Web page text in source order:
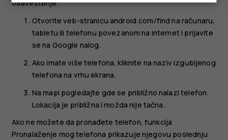
obaveštenje.
Otvorite veb-stranicu android.com/find na računaru,
tabletu ili telefonu povezanom na internet i prijavite
se na Google nalog.
Ako imate više telefona, kliknite na naziv izgubljenog
telefona na vrhu ekrana.
Na mapi pogledajte gde se približno nalazi telefon.
Lokacija je približna i možda nije tačna.
Ako ne možete da pronađete telefon, funkcija
Pronalaženje mog telefona prikazuje njegovu poslednju